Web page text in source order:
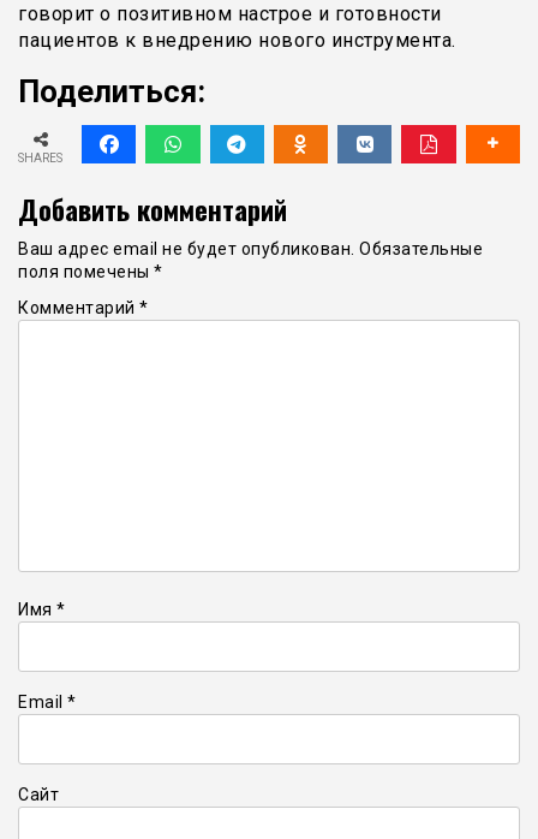
говорит о позитивном настрое и готовности
пациентов к внедрению нового инструмента.
Поделиться:
SHARES
Добавить комментарий
Ваш адрес email не будет опубликован. Обязательные
поля помечены *
Комментарий *
Имя *
Email *
Сайт